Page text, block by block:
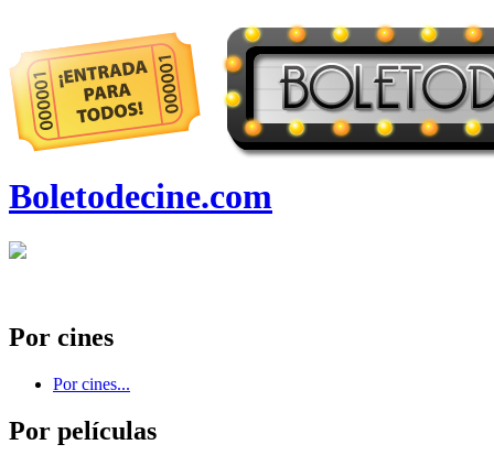
Boletodecine.com
Por cines
Por cines...
Por películas